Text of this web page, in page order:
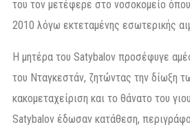
του τον μετέφερε στο νοσοκομείο
2010 λόγω εκτεταμένης εσωτερικής
Η μητέρα του Satybalov προσέφυγε
του Νταγκεστάν, ζητώντας την δίωξη
κακομεταχείριση και το θάνατο του
Satybalov έδωσαν κατάθεση,